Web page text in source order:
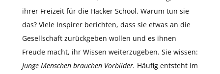
ihrer Freizeit für die Hacker School. Warum tun sie
das? Viele Inspirer berichten, dass sie etwas an die
Gesellschaft zurückgeben wollen und es ihnen
Freude macht, ihr Wissen weiterzugeben. Sie wissen:
Junge Menschen brauchen Vorbilder. Häufig entsteht im